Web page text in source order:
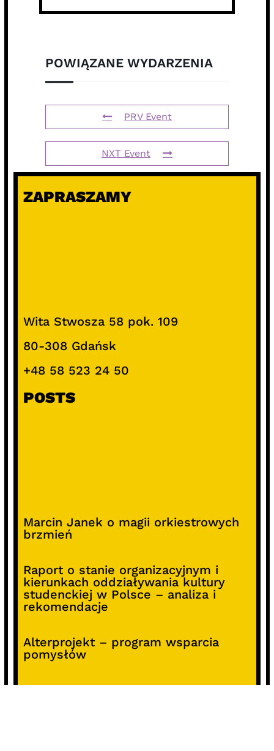
POWIĄZANE WYDARZENIA
PRV Event
NXT Event
ZAPRASZAMY
Wita Stwosza 58 pok. 109
80-308 Gdańsk
+48 58 523 24 50
POSTS
Marcin Janek o magii orkiestrowych
brzmień
Raport o stanie organizacyjnym i
kierunkach oddziaływania kultury
studenckiej w Polsce – analiza i
rekomendacje
Alterprojekt – program wsparcia
pomysłów
Koncert z okazji 30-lecia DKF „Miłość